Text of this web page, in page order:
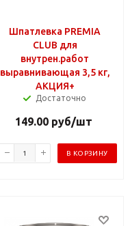
Шпатлевка PREMIA
CLUB для
внутрен.работ
выравнивающая 3,5 кг,
АКЦИЯ+
Достаточно
149.00руб/шт
В КОРЗИНУ